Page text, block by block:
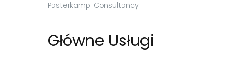
Pasterkamp-Consultancy
Główne Usługi